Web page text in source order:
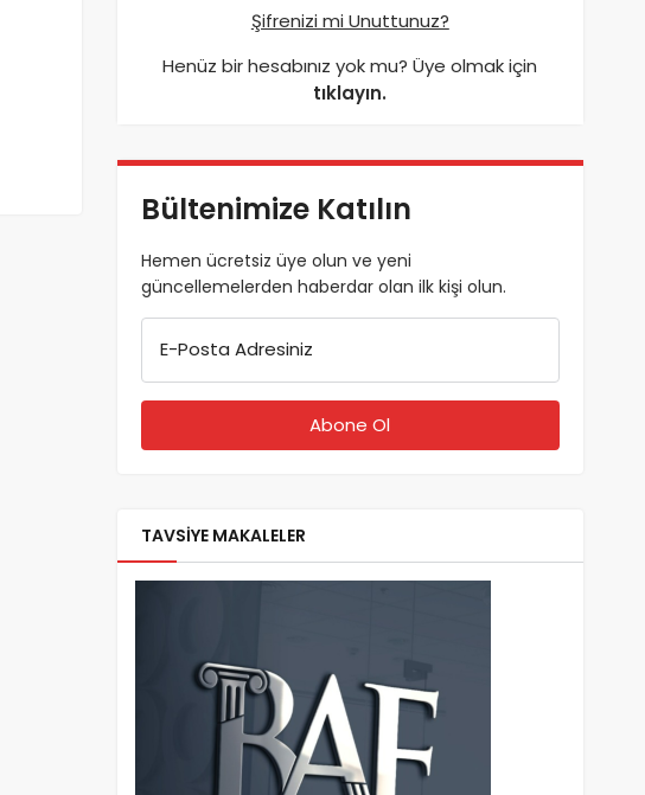
Şifrenizi mi Unuttunuz?
Henüz bir hesabınız yok mu? Üye olmak için
tıklayın.
Bültenimize Katılın
Hemen ücretsiz üye olun ve yeni
güncellemelerden haberdar olan ilk kişi olun.
E-Posta Adresiniz
TAVSİYE MAKALELER